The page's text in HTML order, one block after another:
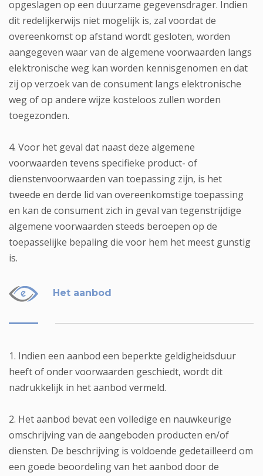
opgeslagen op een duurzame gegevensdrager. Indien
dit redelijkerwijs niet mogelijk is, zal voordat de
overeenkomst op afstand wordt gesloten, worden
aangegeven waar van de algemene voorwaarden langs
elektronische weg kan worden kennisgenomen en dat
zij op verzoek van de consument langs elektronische
weg of op andere wijze kosteloos zullen worden
toegezonden.
4. Voor het geval dat naast deze algemene
voorwaarden tevens specifieke product- of
dienstenvoorwaarden van toepassing zijn, is het
tweede en derde lid van overeenkomstige toepassing
en kan de consument zich in geval van tegenstrijdige
algemene voorwaarden steeds beroepen op de
toepasselijke bepaling die voor hem het meest gunstig
is.
Het aanbod
1. Indien een aanbod een beperkte geldigheidsduur
heeft of onder voorwaarden geschiedt, wordt dit
nadrukkelijk in het aanbod vermeld.
2. Het aanbod bevat een volledige en nauwkeurige
omschrijving van de aangeboden producten en/of
diensten. De beschrijving is voldoende gedetailleerd om
een goede beoordeling van het aanbod door de